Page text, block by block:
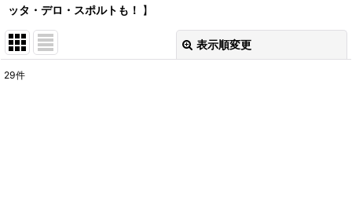
ッタ・デロ・スポルトも！ 】
表示順変更
29件